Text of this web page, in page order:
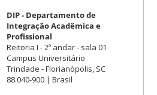
DIP - Departamento de
Integração Acadêmica e
Profissional
Reitoria I - 2º andar - sala 01
Campus Universitário
Trindade - Florianópolis, SC
88.040-900 | Brasil